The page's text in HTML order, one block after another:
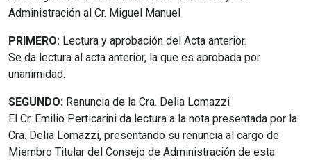
Administración al Cr. Miguel Manuel
PRIMERO: Lectura y aprobación del Acta anterior.
Se da lectura al acta anterior, la que es aprobada por
unanimidad.
SEGUNDO: Renuncia de la Cra. Delia Lomazzi
El Cr. Emilio Perticarini da lectura a la nota presentada por la
Cra. Delia Lomazzi, presentando su renuncia al cargo de
Miembro Titular del Consejo de Administración de esta